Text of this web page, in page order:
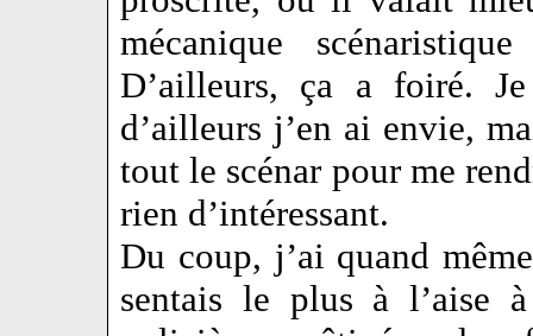
mécanique
D’ailleurs, ça a foiré. Je
d’ailleurs j’en ai envie,
tout le scénar pour me
rien d’intéressant.
Du coup, j’ai quand
sentais le plus à l’aise